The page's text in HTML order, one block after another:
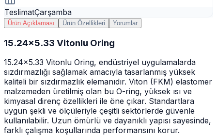
TeslimatÇarşamba
Ürün Açıklaması Ürün Özellikleri Yorumlar
15.24x5.33 Vitonlu Oring
15.24x5.33 Vitonlu Oring, endüstriyel uygulamalarda
sızdırmazlığı sağlamak amacıyla tasarlanmış yüksek
kaliteli bir sızdırmazlık elemanıdır. Viton (FKM) elastomer
malzemeden üretilmiş olan bu O-ring, yüksek ısı ve
kimyasal direnç özellikleri ile öne çıkar. Standartlara
uygun şekli ve ölçüleriyle çeşitli sektörlerde güvenle
kullanılabilir. Uzun ömürlü ve dayanıklı yapısı sayesinde,
farklı çalışma koşullarında performansını korur.